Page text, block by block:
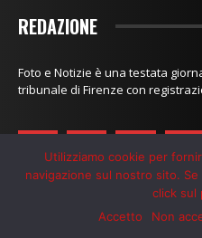
REDAZIONE
Foto e Notizie è una testata
tribunale di Firenze con
Redazione-
Utilizziamo cookie per
navigazione sul nostro sito.
click sul
Accetto
Non